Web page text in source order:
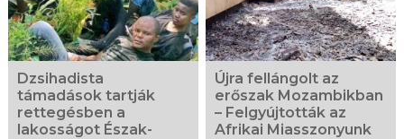
Dzsihadista
támadások tartják
rettegésben a
lakosságot Észak-
Újra fellángolt az
erőszak Mozambikban
– Felgyújtották az
Afrikai Miasszonyunk